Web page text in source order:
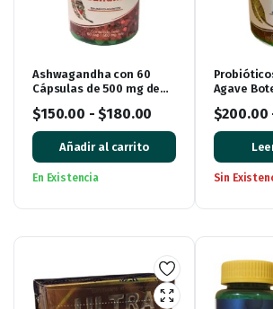
Ashwagandha con 60
Cápsulas de 500 mg de
$150.00 - $180.00
Añadir al carrito
En Existencia
Agave
$200.00
Sin